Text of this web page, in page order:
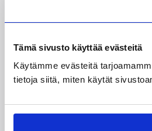
Tämä sivusto käyttää evästeitä
Käytämme evästeitä
tietoja siitä, miten käytät